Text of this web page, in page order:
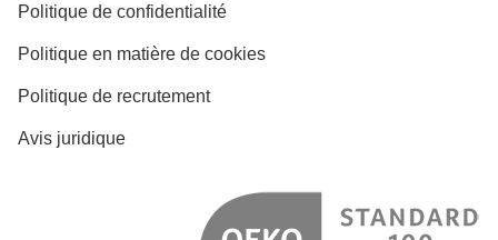
Politique de confidentialité
Politique en matière de cookies
Politique de recrutement
Avis juridique